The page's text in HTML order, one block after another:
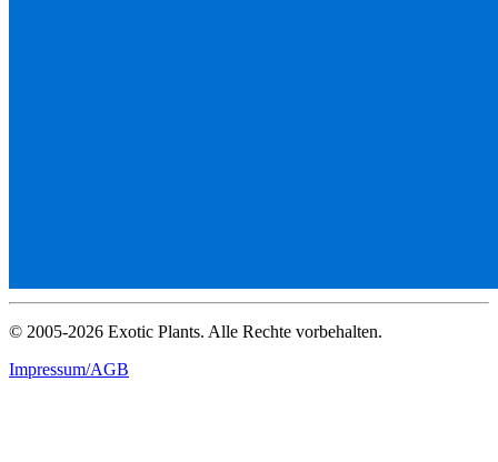
© 2005-2026 Exotic Plants. Alle Rechte vorbehalten.
Impressum/AGB